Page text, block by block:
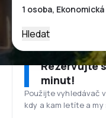
Hledat
Rezervujte
minut!
Použijte vyhledávač
kdy a kam letíte a